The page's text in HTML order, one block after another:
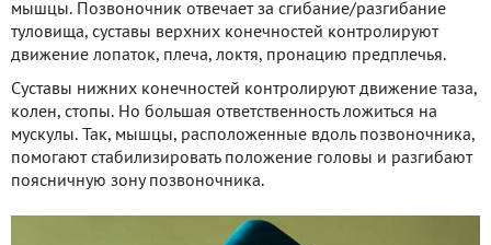
мышцы. Позвоночник отвечает за сгибание/разгибание
туловища, суставы верхних конечностей контролируют
движение лопаток, плеча, локтя, пронацию предплечья.
Суставы нижних конечностей контролируют движение таза,
колен, стопы. Но большая ответственность ложиться на
мускулы. Так, мышцы, расположенные вдоль позвоночника,
помогают стабилизировать положение головы и разгибают
поясничную зону позвоночника.